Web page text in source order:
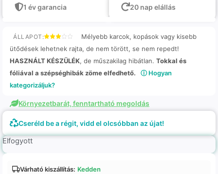
1 év garancia 20 nap elállás
ÁLLAPOT:
Mélyebb karcok, kopások vagy kisebb
ütődések lehetnek rajta, de nem törött, se nem repedt!
HASZNÁLT KÉSZÜLÉK, de műszakilag hibátlan. Tokkal és
fóliával a szépséghibák zöme elfedhető.
ⓘ Hogyan
kategorizáljuk?
Környezetbarát, fenntartható megoldás
Cseréld be a régit, vidd el olcsóbban az újat!
Elfogyott
Várható kiszállítás: Kedden